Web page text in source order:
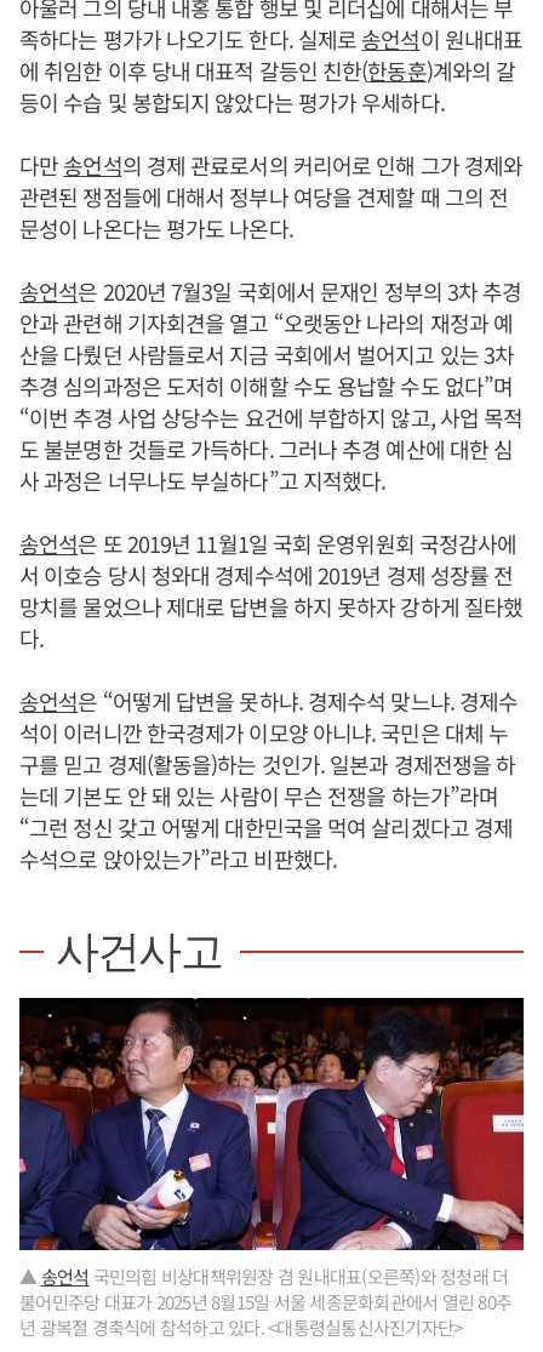
아울러 그의 당내 내홍 통합 행보 및 리더십에 대해서는 부
족하다는 평가가 나오기도 한다. 실제로송언석이 원내대표
에 취임한 이후 당내 대표적 갈등인 친한(한동훈)계와의 갈
등이 수습 및 봉합되지 않았다는 평가가 우세하다.
다만송언석의 경제 관료로서의 커리어로 인해 그가 경제와
관련된 쟁점들에 대해서 정부나 여당을 견제할 때 그의 전
문성이 나온다는 평가도 나온다.
송언석은 2020년 7월3일 국회에서 문재인 정부의 3차 추경
안과 관련해 기자회견을 열고 “오랫동안 나라의 재정과 예
산을 다뤘던 사람들로서 지금 국회에서 벌어지고 있는 3차
추경 심의과정은 도저히 이해할 수도 용납할 수도 없다”며
“이번 추경 사업 상당수는 요건에 부합하지 않고, 사업 목적
도 불분명한 것들로 가득하다. 그러나 추경 예산에 대한 심
사 과정은 너무나도 부실하다”고 지적했다.
송언석은 또 2019년 11월1일 국회 운영위원회 국정감사에
서 이호승 당시 청와대 경제수석에 2019년 경제 성장률 전
망치를 물었으나 제대로 답변을 하지 못하자 강하게 질타했
다.
송언석은 “어떻게 답변을 못하냐. 경제수석 맞느냐. 경제수
석이 이러니깐 한국경제가 이모양 아니냐. 국민은 대체 누
구를 믿고 경제(활동을)하는 것인가. 일본과 경제전쟁을 하
는데 기본도 안 돼 있는 사람이 무슨 전쟁을 하는가”라며
“그런 정신 갖고 어떻게 대한민국을 먹여 살리겠다고 경제
수석으로 앉아있는가”라고 비판했다.
사건사고
▲송언석 국민의힘 비상대책위원장 겸 원내대표(오른쪽)와 정청래 더
불어민주당 대표가 2025년 8월15일 서울 세종문화회관에서 열린 80주
년 광복절 경축식에 참석하고 있다. <대통령실통신사진기자단>